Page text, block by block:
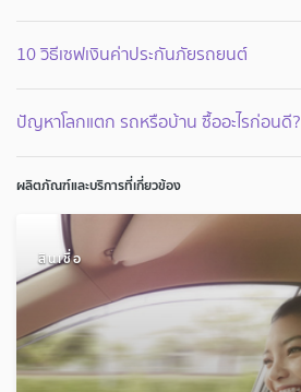
10 วิธีเซฟเงินค่าประกันภัยรถยนต์
ปัญหาโลกแตก รถหรือบ้าน ซื้ออะไรก่อนดี?
ผลิตภัณฑ์และบริการที่เกี่ยวข้อง
สินเชื่อ